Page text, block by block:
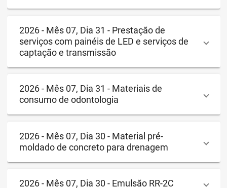
2026 - Mês 07, Dia 31 - Prestação de
serviços com painéis de LED e serviços de
captação e transmissão
2026 - Mês 07, Dia 31 - Materiais de
consumo de odontologia
2026 - Mês 07, Dia 30 - Material pré-
moldado de concreto para drenagem
2026 - Mês 07, Dia 30 - Emulsão RR-2C